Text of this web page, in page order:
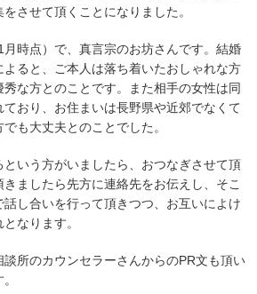
させて頂くことになりました。
時点）で、真言宗のお坊さんです。結婚
ると、ご本人は落ち着いたおしゃれな方
な方とのことです。また相手の女性は同
おり、お住まいは長野県や近郊でなくて
も大丈夫とのことでした。
いう方がいましたら、おつなぎさせて頂
ましたら先方に連絡先をお伝えし、そこ
し合いを行って頂きつつ、お互いによけ
なります。
所のカウンセラーさんからのPR文も頂い